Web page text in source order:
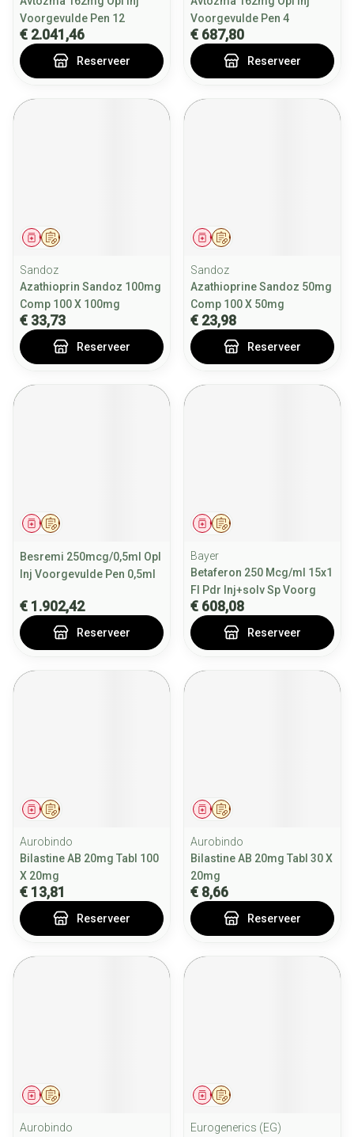
Voorgevulde Pen 12
€ 2.041,46
Reserveer
Voorgevulde Pen 4
€ 687,80
Reserveer
Op voorschrift
Geneesmiddel
Sandoz
Azathioprin Sandoz 100mg
Comp 100 X 100mg
€ 33,73
Reserveer
Op voorschrift
Geneesmiddel
Sandoz
Azathioprine Sandoz 50mg
Comp 100 X 50mg
€ 23,98
Reserveer
Op voorschrift
Geneesmiddel
Besremi 250mcg/0,5ml Opl
Inj Voorgevulde Pen 0,5ml
€ 1.902,42
Reserveer
Op voorschrift
Geneesmiddel
Bayer
Betaferon 250 Mcg/ml 15x1
Fl Pdr Inj+solv Sp Voorg
€ 608,08
Reserveer
Op voorschrift
Geneesmiddel
Aurobindo
Bilastine AB 20mg Tabl 100
X 20mg
€ 13,81
Reserveer
Op voorschrift
Geneesmiddel
Aurobindo
Bilastine AB 20mg Tabl 30 X
20mg
€ 8,66
Reserveer
Op voorschrift
Geneesmiddel
Aurobindo
Op voorschrift
Geneesmiddel
Eurogenerics (EG)